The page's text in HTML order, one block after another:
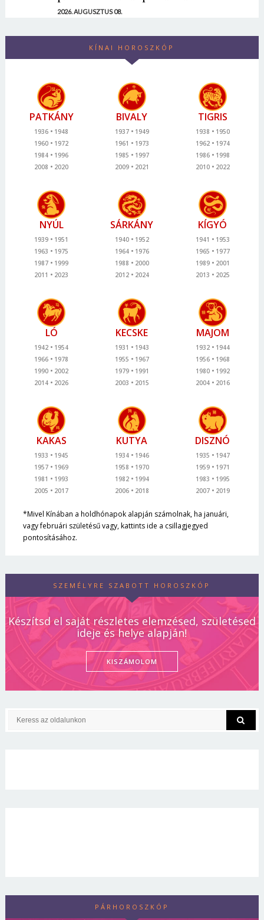
2026. AUGUSZTUS 08.
KÍNAI HOROSZKÓP
PATKÁNY
1936
1948
1960
1972
1984
1996
2008
2020
BIVALY
1937
1949
1961
1973
1985
1997
2009
2021
TIGRIS
1938
1950
1962
1974
1986
1998
2010
2022
NYÚL
1939
1951
1963
1975
1987
1999
2011
2023
SÁRKÁNY
1940
1952
1964
1976
1988
2000
2012
2024
KÍGYÓ
1941
1953
1965
1977
1989
2001
2013
2025
LÓ
1942
1954
1966
1978
1990
2002
2014
2026
KECSKE
1931
1943
1955
1967
1979
1991
2003
2015
MAJOM
1932
1944
1956
1968
1980
1992
2004
2016
KAKAS
1933
1945
1957
1969
1981
1993
2005
2017
KUTYA
1934
1946
1958
1970
1982
1994
2006
2018
DISZNÓ
1935
1947
1959
1971
1983
1995
2007
2019
*Mivel Kínában a holdhónapok alapján számolnak, ha januári,
vagy februári születésű vagy, kattints ide a csillagjegyed
pontosításához.
SZEMÉLYRE SZABOTT HOROSZKÓP
Készítsd el saját részletes elemzésed, születésed
ideje és helye alapján!
KISZÁMOLOM
PÁRHOROSZKÓP